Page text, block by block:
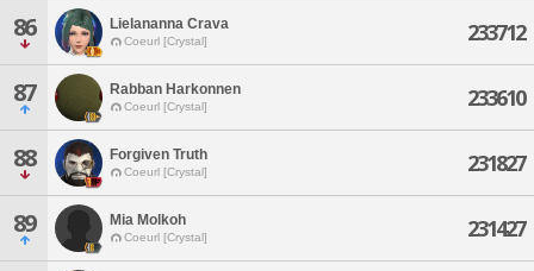
86 Lielananna Crava
Coeurl [Crystal] 233712
87 Rabban Harkonnen
Coeurl [Crystal] 233610
88 Forgiven Truth
Coeurl [Crystal] 231827
89 Mia Molkoh
Coeurl [Crystal] 231427